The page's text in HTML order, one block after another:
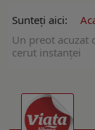
Sunteți aici:
Un preot acuzat
cerut instanței